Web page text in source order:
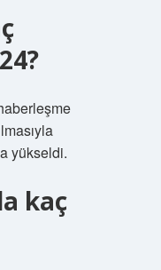
yükseldi.
kaç